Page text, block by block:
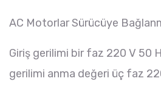
AC Motorlar Sürücüye
Giriş gerilimi bir faz 220 V 50
gerilimi anma değeri üç faz